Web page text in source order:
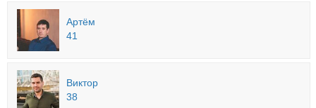
Артём
41
Виктор
38